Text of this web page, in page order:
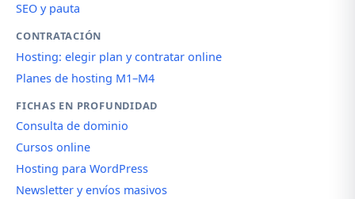
SEO y pauta
CONTRATACIÓN
Hosting: elegir plan y contratar online
Planes de hosting M1–M4
FICHAS EN PROFUNDIDAD
Consulta de dominio
Cursos online
Hosting para WordPress
Newsletter y envíos masivos